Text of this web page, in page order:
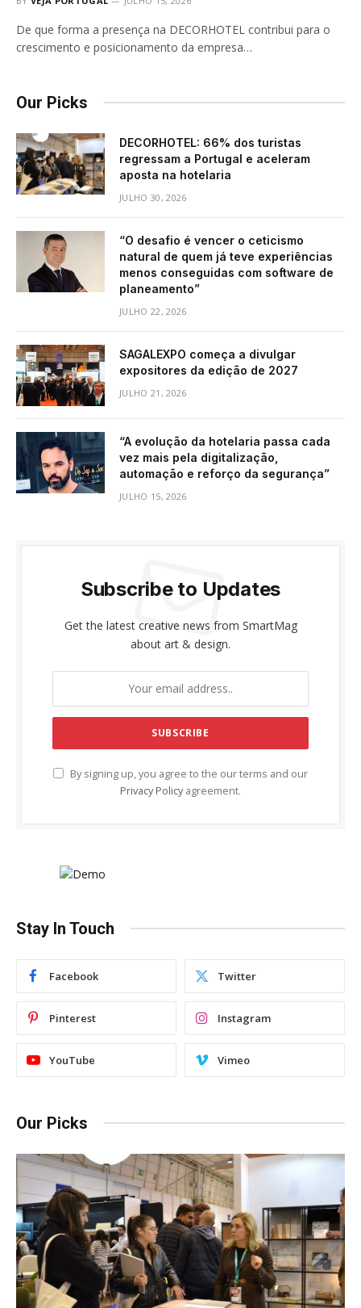
De que forma a presença na DECORHOTEL contribui para o
crescimento e posicionamento da empresa…
Our Picks
DECORHOTEL: 66% dos turistas
regressam a Portugal e aceleram
aposta na hotelaria
JULHO 30, 2026
“O desafio é vencer o ceticismo
natural de quem já teve experiências
menos conseguidas com software de
planeamento”
JULHO 22, 2026
SAGALEXPO começa a divulgar
expositores da edição de 2027
JULHO 21, 2026
“A evolução da hotelaria passa cada
vez mais pela digitalização,
automação e reforço da segurança”
JULHO 15, 2026
Subscribe to Updates
Get the latest creative news from SmartMag
about art & design.
By signing up, you agree to the our terms and our
Privacy Policy agreement.
Stay In Touch
Facebook Twitter
Pinterest Instagram
YouTube Vimeo
Our Picks